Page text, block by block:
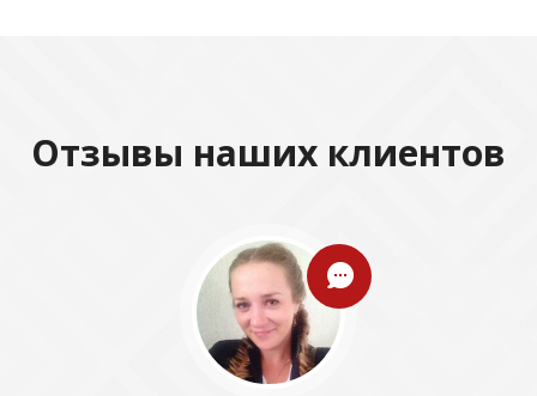
Отзывы наших клиентов